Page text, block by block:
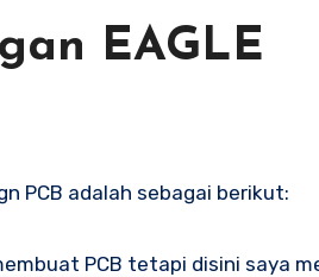
EAGLE
PCB adalah sebagai berikut:
PCB tetapi disini saya